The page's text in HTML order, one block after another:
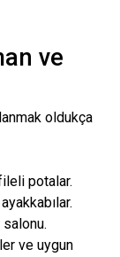
ve
oldukça
potalar.
ve uygun